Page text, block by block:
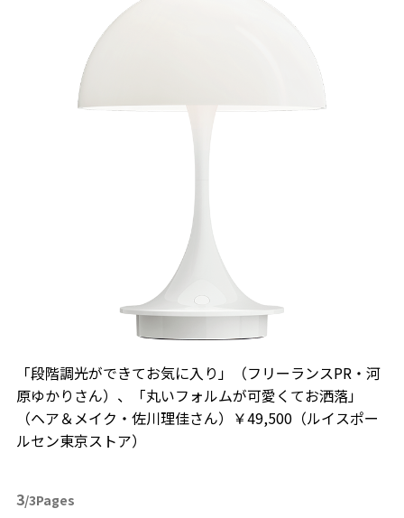
「段階調光ができてお気に入り」（フリーランスPR・河
原ゆかりさん）、「丸いフォルムが可愛くてお洒落」
（ヘア＆メイク・佐川理佳さん）￥49,500（ルイスポー
ルセン東京ストア）
3/3Pages